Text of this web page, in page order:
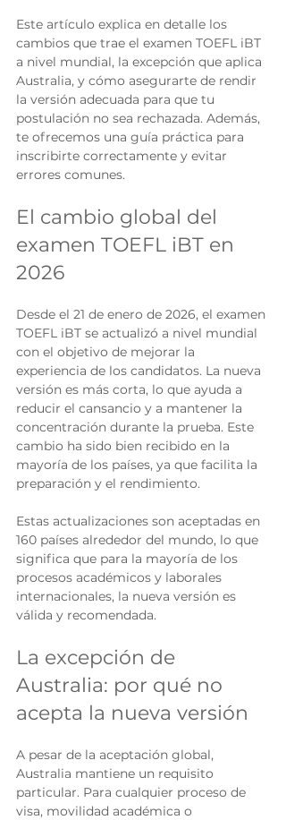
Este artículo explica en detalle los
cambios que trae el examen TOEFL iBT
a nivel mundial, la excepción que aplica
Australia, y cómo asegurarte de rendir
la versión adecuada para que tu
postulación no sea rechazada. Además,
te ofrecemos una guía práctica para
inscribirte correctamente y evitar
errores comunes.
El cambio global del
examen TOEFL iBT en
2026
Desde el 21 de enero de 2026, el examen
TOEFL iBT se actualizó a nivel mundial
con el objetivo de mejorar la
experiencia de los candidatos. La nueva
versión es más corta, lo que ayuda a
reducir el cansancio y a mantener la
concentración durante la prueba. Este
cambio ha sido bien recibido en la
mayoría de los países, ya que facilita la
preparación y el rendimiento.
Estas actualizaciones son aceptadas en
160 países alrededor del mundo, lo que
significa que para la mayoría de los
procesos académicos y laborales
internacionales, la nueva versión es
válida y recomendada.
La excepción de
Australia: por qué no
acepta la nueva versión
A pesar de la aceptación global,
Australia mantiene un requisito
particular. Para cualquier proceso de
visa, movilidad académica o